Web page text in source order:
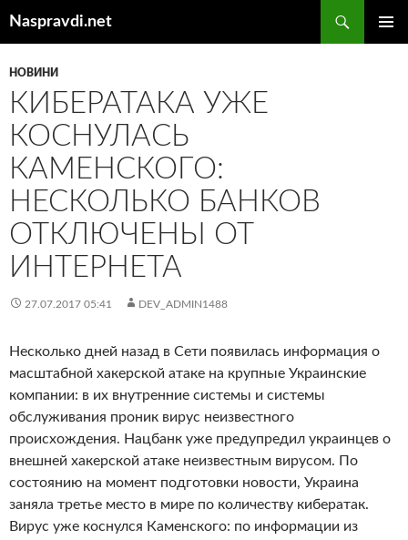
Naspravdi.net
НОВИНИ
КИБЕРАТАКА УЖЕ
КОСНУЛАСЬ
КАМЕНСКОГО:
НЕСКОЛЬКО БАНКОВ
ОТКЛЮЧЕНЫ ОТ
ИНТЕРНЕТА
27.07.2017 05:41 DEV_ADMIN1488
Несколько дней назад в Сети появилась информация о
масштабной хакерской атаке на крупные Украинские
компании: в их внутренние системы и системы
обслуживания проник вирус неизвестного
происхождения. Нацбанк уже предупредил украинцев о
внешней хакерской атаке неизвестным вирусом. По
состоянию на момент подготовки новости, Украина
заняла третье место в мире по количеству кибератак.
Вирус уже коснулся Каменского: по информации из